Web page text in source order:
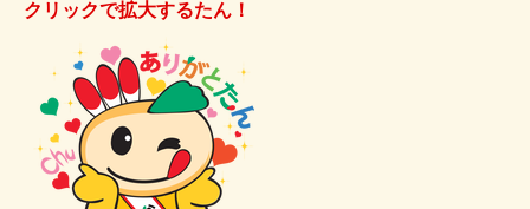
クリックで拡大するたん！